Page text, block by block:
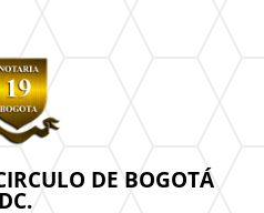
DE BOGOTÁ
DC.